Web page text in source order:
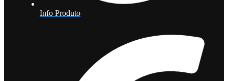
Info Produto